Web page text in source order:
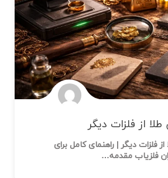
از فلزات دیگر
فلزات دیگر | راهنمای کامل برای
فلزیاب مقدمه…